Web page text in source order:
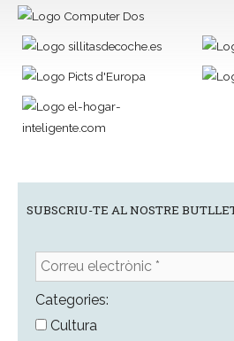
SUBSCRIU-TE AL NOSTRE
Correu
electrònic
*Categories:
Cultura